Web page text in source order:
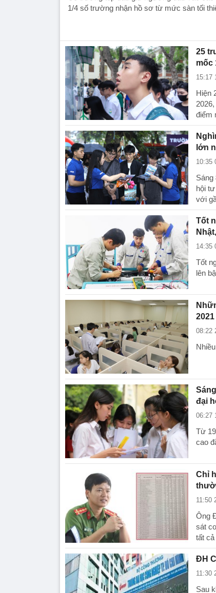
1/4 số trường nhận hồ sơ từ mức sàn tối
25
mốc
15:17
Hiện
điểm
lớn
10:35
Sáng
hội
với
Tốt
14:35
Tốt
lên
2021
08:22
đại
06:27
Từ
cao
Chỉ
11:50
Ông
sát
tất
ĐH
11:30
Sau